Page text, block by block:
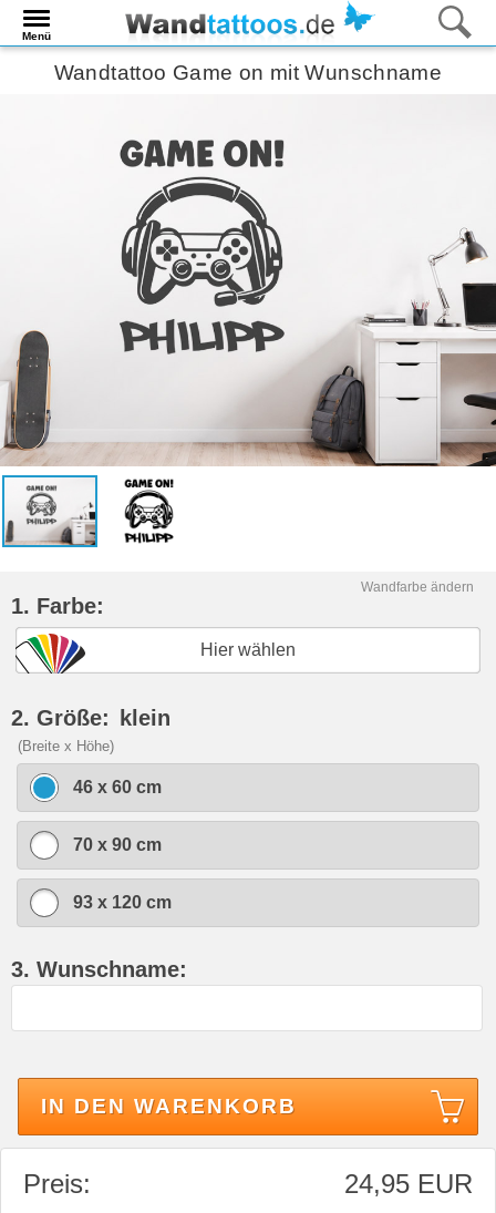
Menü
Wandtattoo Game on mit Wunschname
Wandfarbe ändern
1. Farbe:
Hier wählen
2. Größe: klein
(Breite x Höhe)
46 x 60 cm
70 x 90 cm
93 x 120 cm
3. Wunschname:
IN DEN WARENKORB
Preis: 24,95 EUR